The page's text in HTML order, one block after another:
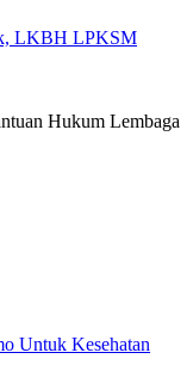
LKBH LPKSM
Hukum Lembaga